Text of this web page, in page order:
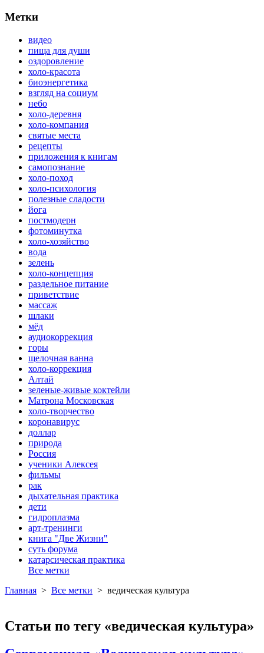
Метки
видео
пища для души
оздоровление
холо-красота
биоэнергетика
взгляд на социум
небо
холо-деревня
холо-компания
святые места
рецепты
приложения к книгам
самопознание
холо-поход
холо-психология
полезные сладости
йога
постмодерн
фотоминутка
холо-хозяйство
вода
зелень
холо-концепция
раздельное питание
приветствие
массаж
шлаки
мёд
аудиокоррекция
горы
щелочная ванна
холо-коррекция
Алтай
зеленые-живые коктейли
Матрона Московская
холо-творчество
коронавирус
доллар
природа
Россия
ученики Алексея
фильмы
рак
дыхательная практика
дети
гидроплазма
арт-тренинги
книга "Две Жизни"
суть форума
катарсическая практика
Все метки
Главная > Все метки > ведическая культура
Статьи по тегу «ведическая культура»